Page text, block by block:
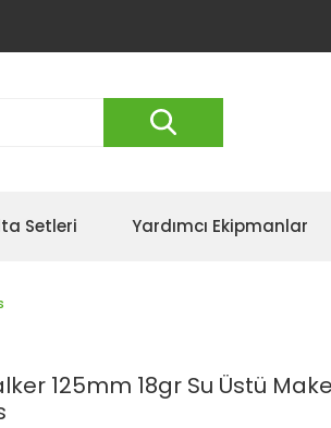
Setleri Yardımcı Ekipmanlar
125mm 18gr Su Üstü